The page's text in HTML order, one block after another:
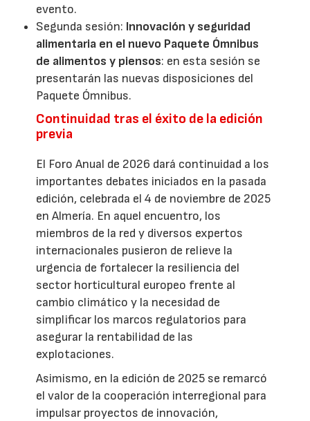
evento.
Segunda sesión: Innovación y seguridad
alimentaria en el nuevo Paquete Ómnibus
de alimentos y piensos: en esta sesión se
presentarán las nuevas disposiciones del
Paquete Ómnibus.
Continuidad tras el éxito de la edición
previa
El Foro Anual de 2026 dará continuidad a los
importantes debates iniciados en la pasada
edición, celebrada el 4 de noviembre de 2025
en Almería. En aquel encuentro, los
miembros de la red y diversos expertos
internacionales pusieron de relieve la
urgencia de fortalecer la resiliencia del
sector horticultural europeo frente al
cambio climático y la necesidad de
simplificar los marcos regulatorios para
asegurar la rentabilidad de las
explotaciones.
Asimismo, en la edición de 2025 se remarcó
el valor de la cooperación interregional para
impulsar proyectos de innovación,